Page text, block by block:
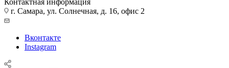
Контактная информация
г. Самара, ул. Солнечная, д. 16, офис 2
Вконтакте
Instagram